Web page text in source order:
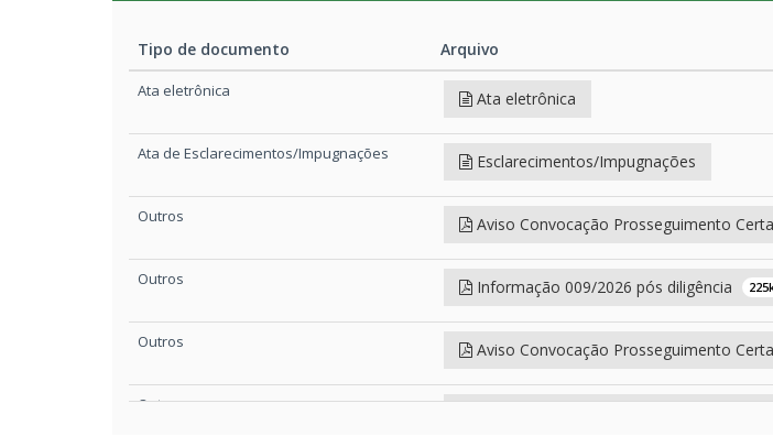
Tipo de documento Arquivo
Tipo de documento
Ata eletrônica Ata eletrônica
Ata de Esclarecimentos/Impugnações Esclarecimentos/Impugnações
Outros Aviso Convocação Prosseguimento
Outros Informação 009/2026 pós diligência
Outros Aviso Convocação Prosseguimento
Outros